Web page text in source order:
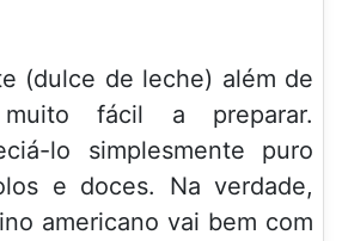
(dulce de leche) além de
fácil a preparar.
lo simplesmente puro
e doces. Na verdade,
americano vai bem com